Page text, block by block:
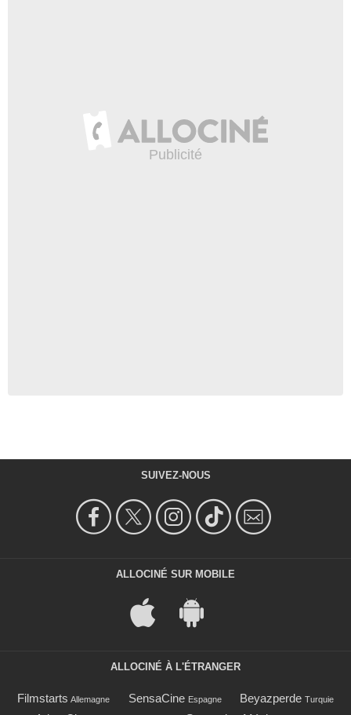
SUIVEZ-NOUS
ALLOCINÉ SUR MOBILE
ALLOCINÉ À L'ÉTRANGER
Filmstarts Allemagne SensaCine Espagne Beyazperde Turquie